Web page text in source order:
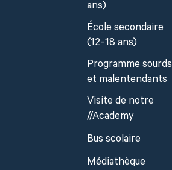
ans)
École secondaire
(12-18 ans)
Programme sourds
et malentendants
Visite de notre
//Academy
Bus scolaire
Médiathèque